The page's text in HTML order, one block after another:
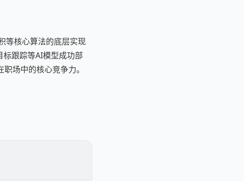
等核心算法的底层实现
跟踪等AI模型成功部
场中的核心竞争力。